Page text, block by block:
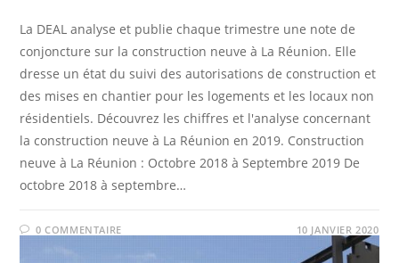
La DEAL analyse et publie chaque trimestre une note de
conjoncture sur la construction neuve à La Réunion. Elle
dresse un état du suivi des autorisations de construction et
des mises en chantier pour les logements et les locaux non
résidentiels. Découvrez les chiffres et l'analyse concernant
la construction neuve à La Réunion en 2019. Construction
neuve à La Réunion : Octobre 2018 à Septembre 2019 De
octobre 2018 à septembre…
0 COMMENTAIRE 10 JANVIER 2020